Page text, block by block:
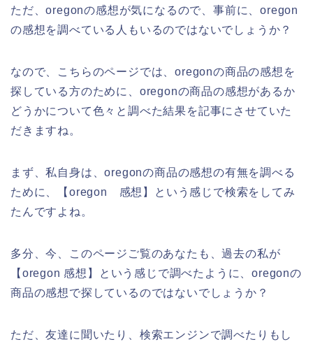
ただ、oregonの感想が気になるので、事前に、oregon
の感想を調べている人もいるのではないでしょうか？
なので、こちらのページでは、oregonの商品の感想を
探している方のために、oregonの商品の感想があるか
どうかについて色々と調べた結果を記事にさせていた
だきますね。
まず、私自身は、oregonの商品の感想の有無を調べる
ために、【oregon 感想】という感じで検索をしてみ
たんですよね。
多分、今、このページご覧のあなたも、過去の私が
【oregon 感想】という感じで調べたように、oregonの
商品の感想で探しているのではないでしょうか？
ただ、友達に聞いたり、検索エンジンで調べたりもし